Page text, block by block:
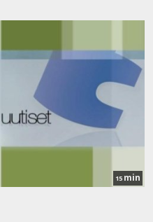
15 min